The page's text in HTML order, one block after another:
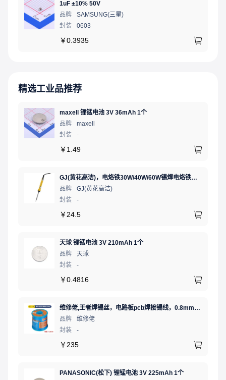
1uF ±10% 50V
品牌
SAMSUNG(三星)
封装
0603
￥0.3935
精选工业品推荐
maxell 锂锰电池 3V 36mAh 1个
品牌
maxell
封装
-
￥ 1.49
GJ(黄花高洁)，电烙铁30W/40W/60W锡焊电烙铁焊接工具电焊笔手机电子维修（内热35W），NO.435(35W)
品牌
GJ(黄花高洁)
封装
-
￥ 24.5
天球 锂锰电池 3V 210mAh 1个
品牌
天球
封装
-
￥0.4816
维修佬,王者焊锡丝，电路板pcb焊接锡线，0.8mm800g,1个
品牌
维修佬
封装
-
￥ 235
PANASONIC(松下) 锂锰电池 3V 225mAh 1个